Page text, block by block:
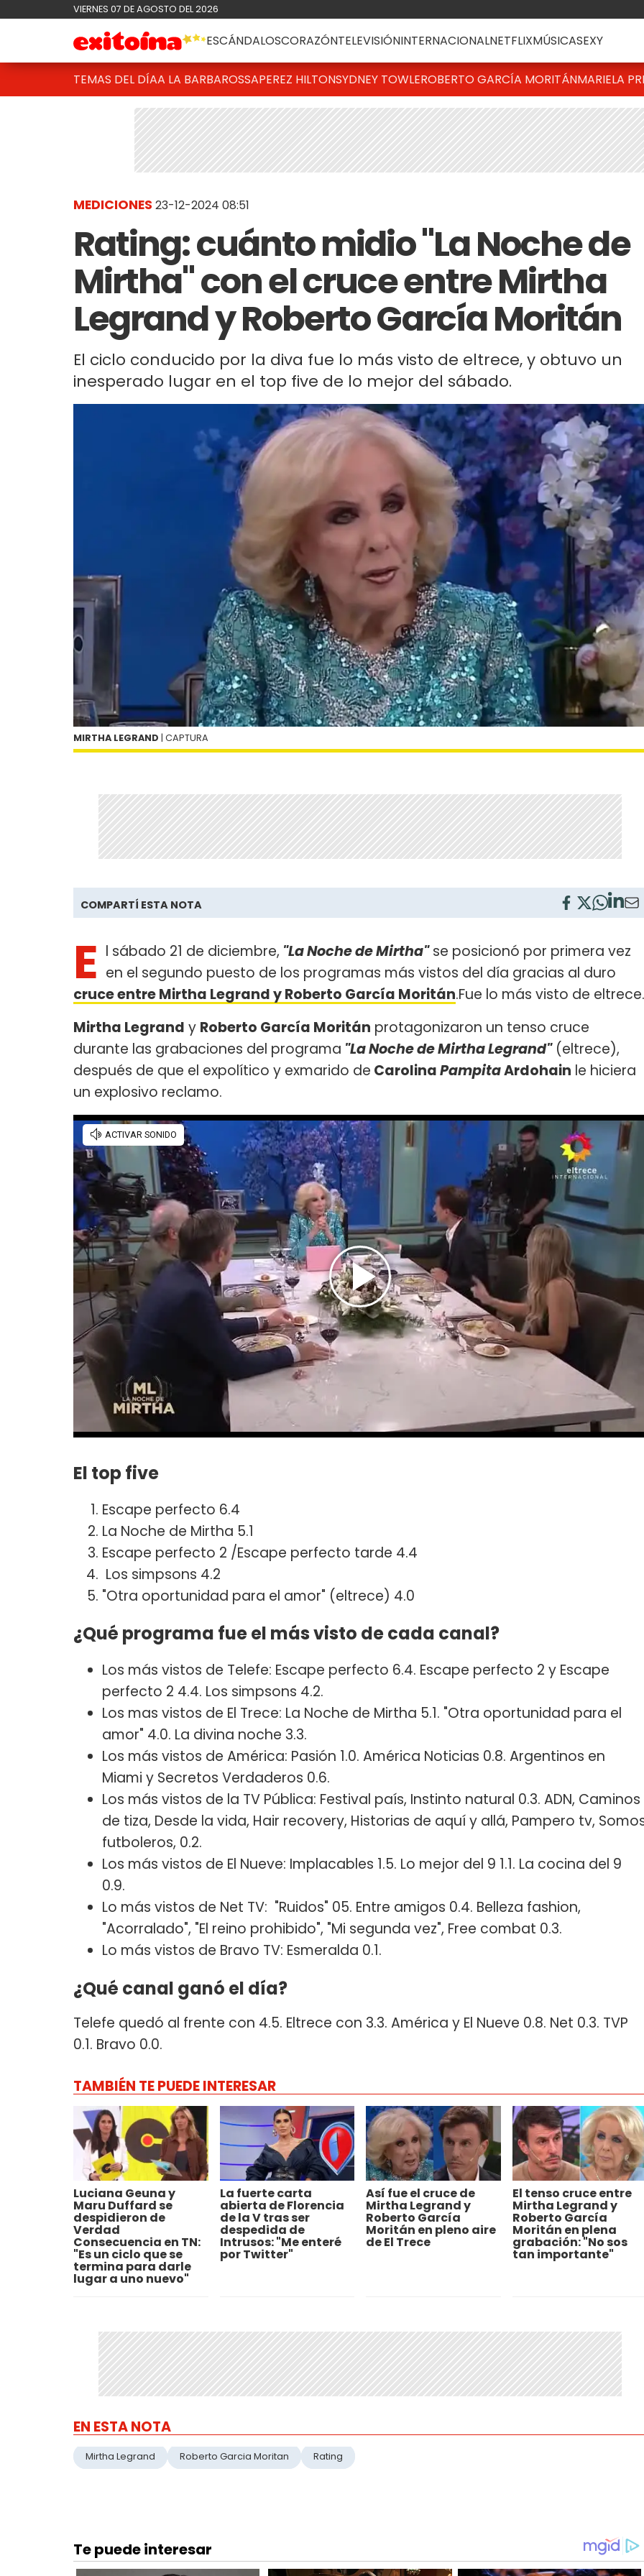
VIERNES 07 DE AGOSTO DEL 2026
ESCÁNDALOSCORAZÓNTELEVISIÓNINTERNACIONALNETFLIXMÚSICASEXY
TEMAS DEL DÍAA LA BARBAROSSAPEREZ HILTONSYDNEY TOWLEROBERTO GARCÍA MORITÁNMARIELA
MEDICIONES 23-12-2024 08:51
Rating: cuánto midio "La Noche de
Mirtha" con el cruce entre Mirtha
Legrand y Roberto García Moritán
El ciclo conducido por la diva fue lo más visto de eltrece, y obtuvo un
inesperado lugar en el top five de lo mejor del sábado.
MIRTHA LEGRAND | CAPTURA
COMPARTÍ ESTA NOTA
E l sábado 21 de diciembre, "La Noche de Mirtha"se posicionó por primera vez
en el segundo puesto de los programas más vistos del día gracias al duro
cruce entre Mirtha Legrand y Roberto García Moritán.Fue lo más visto de eltrece.
Mirtha Legrand y Roberto García Moritán protagonizaron un tenso cruce
durante las grabaciones del programa "La Noche de Mirtha Legrand"(eltrece),
después de que el expolítico y exmarido de CarolinaPampitaArdohain le hiciera
un explosivo reclamo.
El top five
Escape perfecto 6.4
La Noche de Mirtha 5.1
Escape perfecto 2 /Escape perfecto tarde 4.4
Los simpsons 4.2
"Otra oportunidad para el amor" (eltrece) 4.0
¿Qué programa fue el más visto de cada canal?
Los más vistos de Telefe: Escape perfecto 6.4. Escape perfecto 2 y Escape
perfecto 2 4.4. Los simpsons 4.2.
Los mas vistos de El Trece: La Noche de Mirtha 5.1. "Otra oportunidad para el
amor" 4.0. La divina noche 3.3.
Los más vistos de América: Pasión 1.0. América Noticias 0.8. Argentinos en
Miami y Secretos Verdaderos 0.6.
Los más vistos de la TV Pública: Festival país, Instinto natural 0.3. ADN, Caminos
de tiza, Desde la vida, Hair recovery, Historias de aquí y allá, Pampero tv,
futboleros, 0.2.
Los más vistos de El Nueve: Implacables 1.5. Lo mejor del 9 1.1. La cocina del 9
0.9.
Lo más vistos de Net TV: "Ruidos" 05. Entre amigos 0.4. Belleza fashion,
"Acorralado", "El reino prohibido", "Mi segunda vez", Free combat 0.3.
Lo más vistos de Bravo TV: Esmeralda 0.1.
¿Qué canal ganó el día?
Telefe quedó al frente con 4.5. Eltrece con 3.3. América y El Nueve 0.8. Net 0.3. TVP
0.1. Bravo 0.0.
TAMBIÉN TE PUEDE INTERESAR
Luciana Geuna y
Maru Duffard se
despidieron de
Verdad
Consecuencia en TN:
"Es un ciclo que se
termina para darle
lugar a uno nuevo"
La fuerte carta
abierta de Florencia
de la V tras ser
despedida de
Intrusos: "Me enteré
por Twitter"
Así fue el cruce de
Mirtha Legrand y
Roberto García
Moritán en pleno aire
de El Trece
El tenso cruce entre
Mirtha Legrand y
Roberto García
Moritán en plena
grabación: "No sos
tan importante"
EN ESTA NOTA
Mirtha Legrand Roberto Garcia Moritan Rating